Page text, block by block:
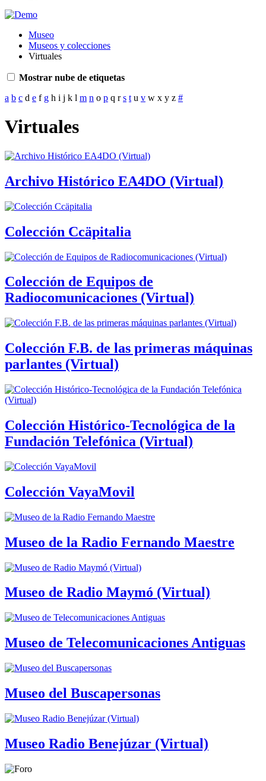
Museo
Museos y colecciones
Virtuales
Mostrar nube de etiquetas
a b c d e f g h i j k l m n o p q r s t u v w x y z #
Virtuales
Archivo Histórico EA4DO (Virtual)
Colección Ccäpitalia
Colección de Equipos de
Radiocomunicaciones (Virtual)
Colección F.B. de las primeras máquinas
parlantes (Virtual)
Colección Histórico-Tecnológica de la
Fundación Telefónica (Virtual)
Colección VayaMovil
Museo de la Radio Fernando Maestre
Museo de Radio Maymó (Virtual)
Museo de Telecomunicaciones Antiguas
Museo del Buscapersonas
Museo Radio Benejúzar (Virtual)